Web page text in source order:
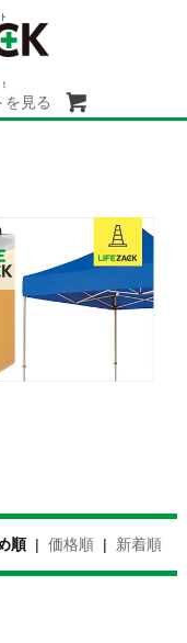
を見る
順|価格順 | 新着順